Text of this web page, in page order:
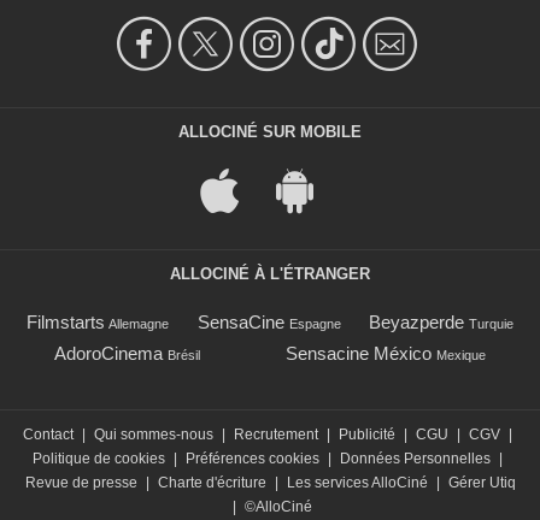
ALLOCINÉ SUR MOBILE
ALLOCINÉ À L'ÉTRANGER
Filmstarts Allemagne SensaCine Espagne Beyazperde Turquie
AdoroCinema Brésil Sensacine México Mexique
Contact | Qui sommes-nous | Recrutement | Publicité | CGU | CGV |
Politique de cookies | Préférences cookies | Données Personnelles |
Revue de presse
| Charte d'écriture | Les services AlloCiné | Gérer Utiq
| ©AlloCiné